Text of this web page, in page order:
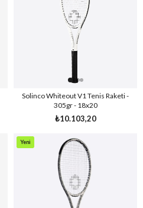
Solinco Whiteout V1 Tenis Raketi -
305gr - 18x20
₺10.103,20
Yeni